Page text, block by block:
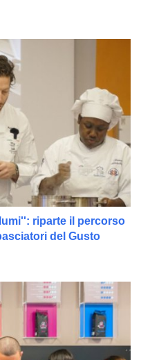
riparte il percorso
del Gusto